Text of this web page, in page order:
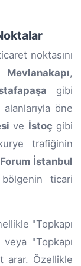
noktasını
Mevlanakapı,
gibi
öne
ve İstoç gibi
trafiğinin
Forum İstanbul
ticari
"Topkapı
"Topkapı
arar. Özellikle